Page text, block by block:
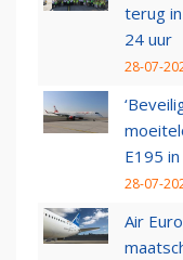
terug
24 uur
28-07-
E195 in
28-07-
Air